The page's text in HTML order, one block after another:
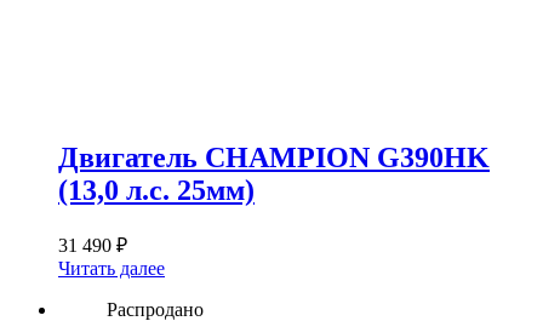
Двигатель CHAMPION G390HK
(13,0 л.с. 25мм)
31 490 ₽
Читать далее
Распродано